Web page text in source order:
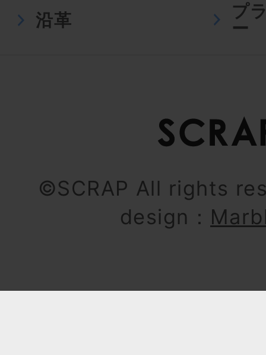
沿革
プ
ー
©SCRAP All rights
design：